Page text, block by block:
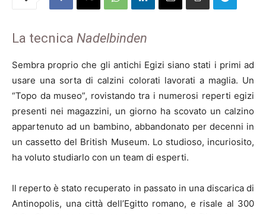
La tecnica Nadelbinden
Sembra proprio che gli antichi Egizi siano stati i primi ad
usare una sorta di calzini colorati lavorati a maglia. Un
“Topo da museo”, rovistando tra i numerosi reperti egizi
presenti nei magazzini, un giorno ha scovato un calzino
appartenuto ad un bambino, abbandonato per decenni in
un cassetto del British Museum. Lo studioso, incuriosito,
ha voluto studiarlo con un team di esperti.
Il reperto è stato recuperato in passato in una discarica di
Antinopolis, una città dell’Egitto romano, e risale al 300